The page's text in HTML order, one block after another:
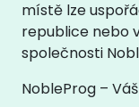
místě lze
republice nebo
společnosti
NobleProg –